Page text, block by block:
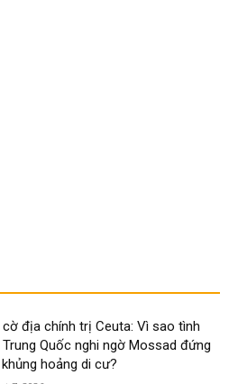
cờ địa chính trị Ceuta: Vì sao tình
Quốc nghi ngờ Mossad đứng
hoảng di cư?